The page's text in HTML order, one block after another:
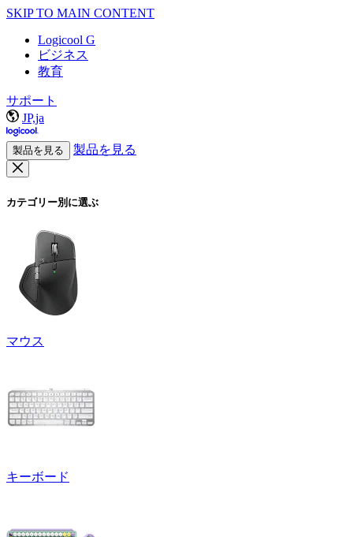
SKIP TO MAIN CONTENT
Logicool G
ビジネス
教育
サポート
JP,ja
製品を見る 製品を見る
カテゴリー別に選ぶ
マウス
キーボード